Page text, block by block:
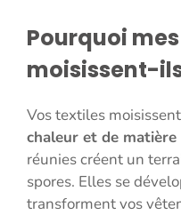
Pourquoi
moisissent-
Vos textiles
chaleur et de
réunies créent un
spores. Elles se
transforment vos